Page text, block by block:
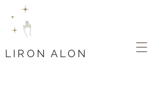
LIRON ALON